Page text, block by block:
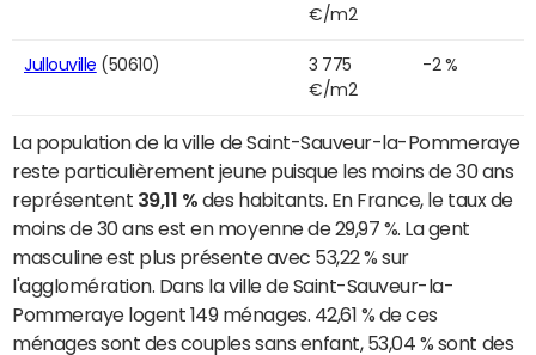
€/m2
Jullouville (50610)
3 775
€/m2
-2 %
La population de la ville de Saint-Sauveur-la-Pommeraye
reste particulièrement jeune puisque les moins de 30 ans
représentent 39,11 % des habitants. En France, le taux de
moins de 30 ans est en moyenne de 29,97 %. La gent
masculine est plus présente avec 53,22 % sur
l'agglomération. Dans la ville de Saint-Sauveur-la-
Pommeraye logent 149 ménages. 42,61 % de ces
ménages sont des couples sans enfant, 53,04 % sont des